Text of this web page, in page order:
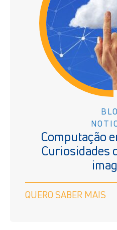
Computação
Curiosidades
QUERO SABER MAIS